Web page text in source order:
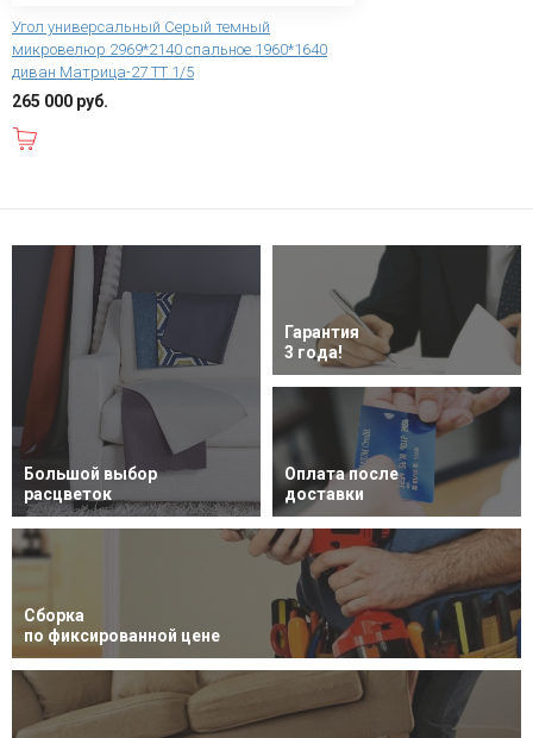
Угол универсальный Серый темный
микровелюр 2969*2140 спальное 1960*1640
диван Матрица-27 ТТ 1/5
265 000 руб.
Большой выбор
расцветок
Гарантия
3 года!
Оплата после
доставки
Сборка
по фиксированной цене